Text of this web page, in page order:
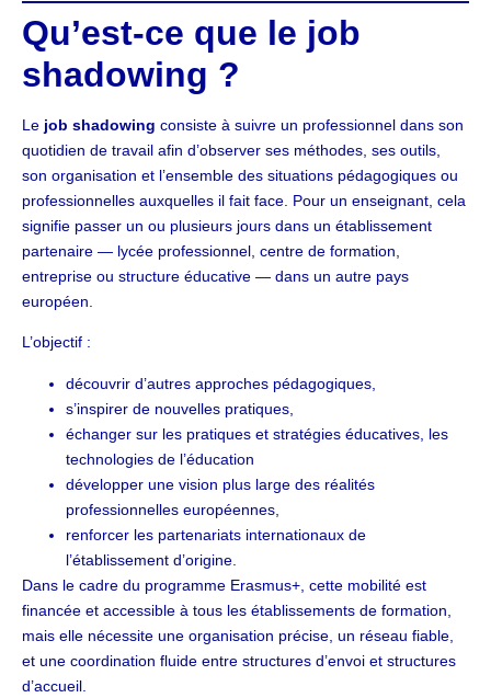
Qu’est-ce que le job
shadowing ?
Le job shadowing consiste à suivre un professionnel dans son
quotidien de travail afin d’observer ses méthodes, ses outils,
son organisation et l’ensemble des situations pédagogiques ou
professionnelles auxquelles il fait face. Pour un enseignant, cela
signifie passer un ou plusieurs jours dans un établissement
partenaire — lycée professionnel, centre de formation,
entreprise ou structure éducative — dans un autre pays
européen.
L’objectif :
découvrir d’autres approches pédagogiques,
s’inspirer de nouvelles pratiques,
échanger sur les pratiques et stratégies éducatives, les
technologies de l’éducation
développer une vision plus large des réalités
professionnelles européennes,
renforcer les partenariats internationaux de
l’établissement d’origine.
Dans le cadre du programme Erasmus+, cette mobilité est
financée et accessible à tous les établissements de formation,
mais elle nécessite une organisation précise, un réseau fiable,
et une coordination fluide entre structures d’envoi et structures
d’accueil.